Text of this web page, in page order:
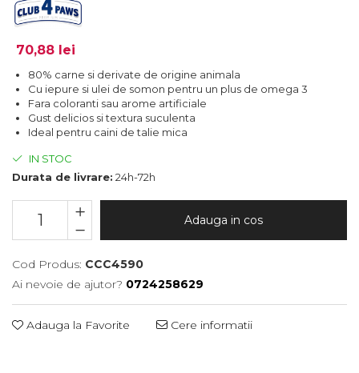
70,88 lei
80% carne si derivate de origine animala
Cu iepure si ulei de somon pentru un plus de omega 3
Fara coloranti sau arome artificiale
Gust delicios si textura suculenta
Ideal pentru caini de talie mica
IN STOC
Durata de livrare: 24h-72h
Adauga in cos
Cod Produs: CCC4590
Ai nevoie de ajutor? 0724258629
Adauga la Favorite Cere informatii